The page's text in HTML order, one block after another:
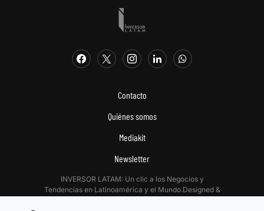
Contacto
Quiénes somos
Mediakit
Newsletter
INVERSOR LATAM: Un clic a los Negocios y
Tendencias en Latinoamérica y el Mundo.Designed &